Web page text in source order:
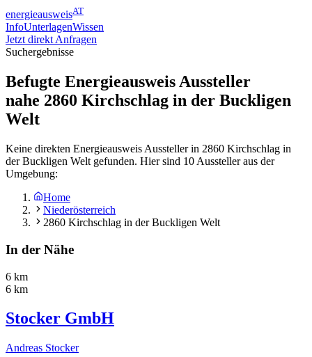
energieausweisAT
InfoUnterlagenWissen
Jetzt direkt Anfragen
Suchergebnisse
Befugte Energieausweis Aussteller
nahe 2860 Kirchschlag in der Buckligen
Welt
Keine direkten Energieausweis Aussteller in 2860 Kirchschlag in
der Buckligen Welt gefunden. Hier sind 10 Aussteller aus der
Umgebung:
Home
Niederösterreich
2860 Kirchschlag in der Buckligen Welt
In der Nähe
6 km
6 km
Stocker GmbH
Andreas Stocker